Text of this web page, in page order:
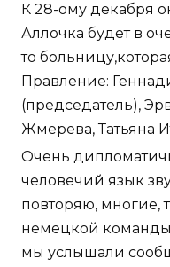
К 28-ому декабря
Аллочка будет в
то
Правление:
(председатель),
Жмерева, Татьяна
Очень
человечий язык
повторяю, многие,
немецкой
мы услышали